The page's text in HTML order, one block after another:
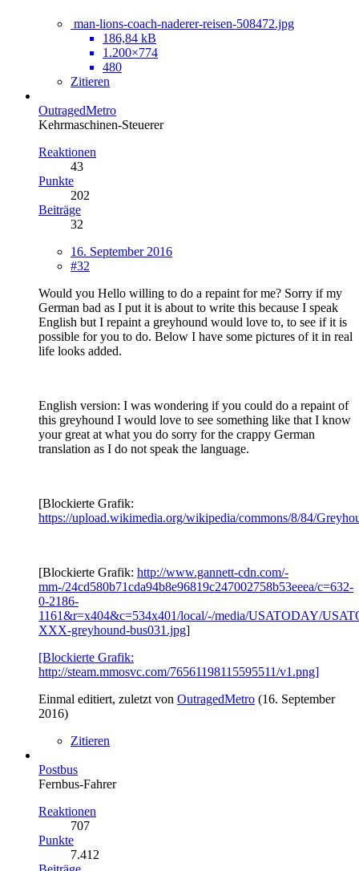
man-lions-coach-naderer-reisen-508472.jpg
186,84 kB
1.200×774
480
Zitieren
OutragedMetro
Kehrmaschinen-Steuerer
Reaktionen
43
Punkte
202
Beiträge
32
16. September 2016
#32
Would you Hello willing to do a repaint for me? Sorry if my
German bad as I put it is about to write this because I speak
English but I repaint a greyhound would love to, to see if it is
possible for you to do. Below I have some pictures of it in real
life looks added.
English version: I was wondering if you could do a repaint of
this greyhound I would love to see something like that I know
your great at what you do sorry for the crappy German
translation as I do not speak the language.
[Blockierte Grafik:
https://upload.wikimedia.org/wikipedia/commons/8/84/
[Blockierte Grafik: http://www.gannett-cdn.com/-
mm-/24cd580b71cda94b8e96819c247002758b53eeea/c=632-
0-2186-
1161&r=x404&c=534x401/local/-/media/USATODAY/
XXX-greyhound-bus031.jpg]
[Blockierte Grafik:
http://steam.mmosvc.com/76561198115595511/v1.png]
Einmal editiert, zuletzt von OutragedMetro (16. September
2016)
Zitieren
Postbus
Fernbus-Fahrer
Reaktionen
707
Punkte
7.412